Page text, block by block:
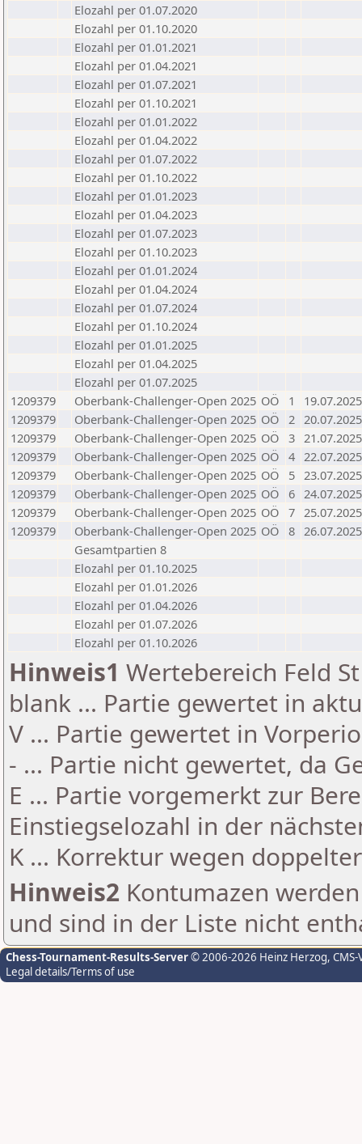
Elozahl per 01.07.2020
Elozahl per 01.10.2020
Elozahl per 01.01.2021
Elozahl per 01.04.2021
Elozahl per 01.07.2021
Elozahl per 01.10.2021
Elozahl per 01.01.2022
Elozahl per 01.04.2022
Elozahl per 01.07.2022
Elozahl per 01.10.2022
Elozahl per 01.01.2023
Elozahl per 01.04.2023
Elozahl per 01.07.2023
Elozahl per 01.10.2023
Elozahl per 01.01.2024
Elozahl per 01.04.2024
Elozahl per 01.07.2024
Elozahl per 01.10.2024
Elozahl per 01.01.2025
Elozahl per 01.04.2025
Elozahl per 01.07.2025
1209379
Oberbank-Challenger-Open 2025 OÖ 1
19.07.2025
1209379
Oberbank-Challenger-Open 2025 OÖ 2 20.07.2025
1209379
Oberbank-Challenger-Open 2025 OÖ 3 21.07.2025
1209379
Oberbank-Challenger-Open 2025 OÖ 4 22.07.2025
1209379
Oberbank-Challenger-Open 2025 OÖ 5 23.07.2025
1209379
Oberbank-Challenger-Open 2025 OÖ 6 24.07.2025
1209379
Oberbank-Challenger-Open 2025 OÖ 7 25.07.2025
1209379
Oberbank-Challenger-Open 2025 OÖ 8 26.07.2025
Gesamtpartien 8
Elozahl per 01.10.2025
Elozahl per 01.01.2026
Elozahl per 01.04.2026
Elozahl per 01.07.2026
Elozahl per 01.10.2026
Hinweis1 Wertebereich Feld
blank ... Partie gewertet in
V ... Partie gewertet in
- ... Partie nicht gewertet, da
E ... Partie vorgemerkt zur
Einstiegselozahl in der
K ... Korrektur wegen
Hinweis2 Kontumazen
und sind in der Liste nicht
Chess-Tournament-Results-Server© 2006-2026 Heinz Herzog,
Legal details/Terms of use